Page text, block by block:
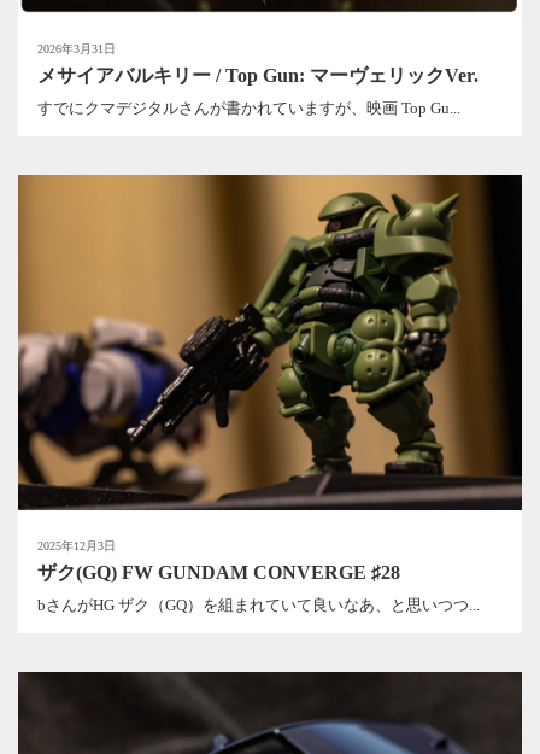
2026年3月31日
メサイアバルキリー / Top Gun: マーヴェリックVer.
すでにクマデジタルさんが書かれていますが、映画 Top Gu...
2025年12月3日
ザク(GQ) FW GUNDAM CONVERGE ♯28
bさんがHG ザク（GQ）を組まれていて良いなあ、と思いつつ...